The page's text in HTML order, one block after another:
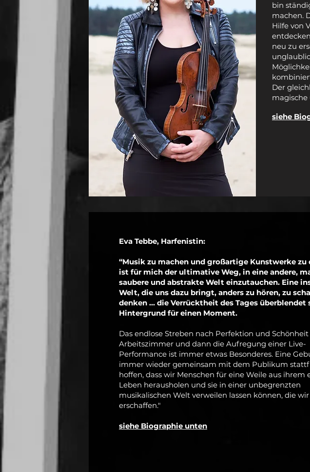
bin
machen.
Hilfe von
neu zu
Der
siehe
Eva Tebbe, Harfenistin:
“Musik zu machen und großartige Kunstwerke zu
ist für mich der ultimative Weg, in eine andere,
saubere und abstrakte Welt einzutauchen. Eine
Welt, die uns dazu bringt, anders zu hören, zu
denken … die Verrücktheit des Tages überblendet
Hintergrund für einen Moment.
Das endlose Streben nach Perfektion und
Arbeitszimmer und dann die Aufregung einer Live-
Performance ist immer etwas Besonderes. Eine
immer wieder gemeinsam mit dem Publikum
hoffen, dass wir Menschen für eine Weile aus ihrem
Leben herausholen und sie in einer unbegrenzten
musikalischen Welt verweilen lassen können, die
erschaffen."
siehe Biographie unten